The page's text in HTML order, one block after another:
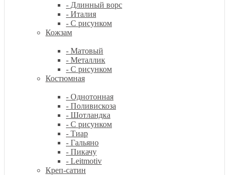
- Длинный ворс
- Италия
- С рисунком
Кожзам
- Матовый
- Металлик
- С рисунком
Костюмная
- Однотонная
- Поливискоза
- Шотландка
- С рисунком
- Тиар
- Гальяно
- Пикачу
- Leitmotiv
Креп-сатин